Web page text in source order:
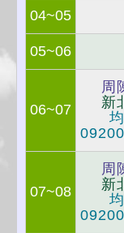
04~05
05~06
06~07
周
新
07~08
周
新